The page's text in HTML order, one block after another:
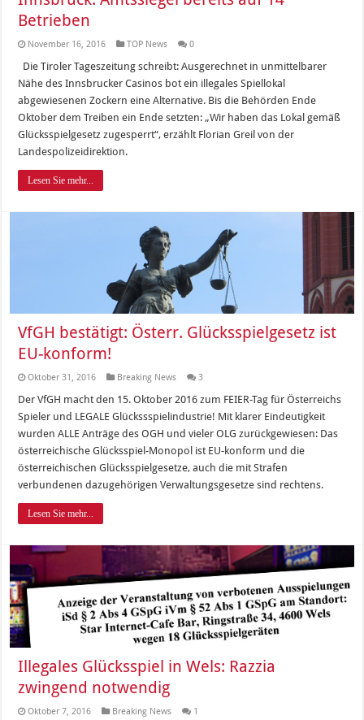
Betrieben
November 16, 2016 TOP News 0
Die Tiroler Tageszeitung schreibt: Ausgerechnet in unmittelbarer
Nähe des Innsbrucker Casinos bot ein illegales Spiellokal
abgewiesenen Zockern eine Alternative. Bis die Behörden Ende
Oktober dem Treiben ein Ende setzten: „Wir haben das Lokal gemäß
Glücksspielgesetz zugesperrt“, erzählt Florian Greil von der
Landespolizeidirektion.
Lesen Sie mehr...
VfGH bestätigt: Österr. Glücksspielgesetz ist
EU-konform!
Oktober 31, 2016 Breaking News 3
Der VfGH macht den 15. Oktober 2016 zum FEIER-Tag für Österreichs
Spieler und LEGALE Glückssspielindustrie! Mit klarer Eindeutigkeit
wurden ALLE Anträge des OGH und vieler OLG zurückgewiesen: Das
österreichische Glücksspiel-Monopol ist EU-konform und die
österreichischen Glücksspielgesetze, auch die mit Strafen
verbundenen dazugehörigen Verwaltungsgesetze sind rechtens.
Lesen Sie mehr...
Illegales Glücksspiel in Wels: Razzia
zwingend notwendig
Oktober 7, 2016 Breaking News 1